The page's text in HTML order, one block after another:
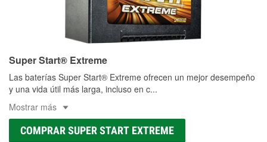
Super Start® Extreme
Las baterías Super Start® Extreme ofrecen un mejor desempeño
y una vida útil más larga, incluso en c...
Mostrar más
COMPRAR SUPER START EXTREME